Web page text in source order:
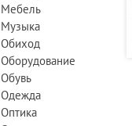
Мебель
Музыка
Обиход
Оборудование
Обувь
Одежда
Оптика